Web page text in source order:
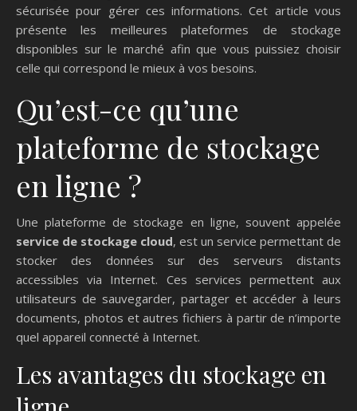
sécurisée pour gérer ces informations. Cet article vous
présente les meilleures plateformes de stockage
disponibles sur le marché afin que vous puissiez choisir
celle qui correspond le mieux à vos besoins.
Qu’est-ce qu’une
plateforme de stockage
en ligne ?
Une plateforme de stockage en ligne, souvent appelée
service de stockage cloud, est un service permettant de
stocker des données sur des serveurs distants
accessibles via Internet. Ces services permettent aux
utilisateurs de sauvegarder, partager et accéder à leurs
documents, photos et autres fichiers à partir de n’importe
quel appareil connecté à Internet.
Les avantages du stockage en